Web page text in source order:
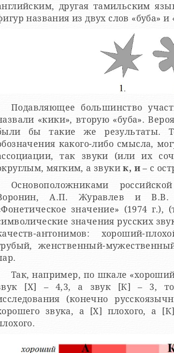
другая тамильским
названия из двух слов «буба» и
Подавляющее большинство
«кики», вторую «буба».
бы такие же результаты.
какого-либо смысла,
так звуки (или их
мягким, а звукик, и– с
Основоположниками
А.П. Журавлев и В.В.
значение» (1974 г.), (таблица 5, стр. 46-50), оцениваются
значения русских
антонимов: хороший-
женственный-
Так, например, по шкале
[Х] – 4,3, а звук [К] – 3, то
(конечно
звука, а [Х] плохого, а